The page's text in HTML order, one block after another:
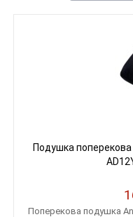
Подушка поперекова
Поперекова подушка